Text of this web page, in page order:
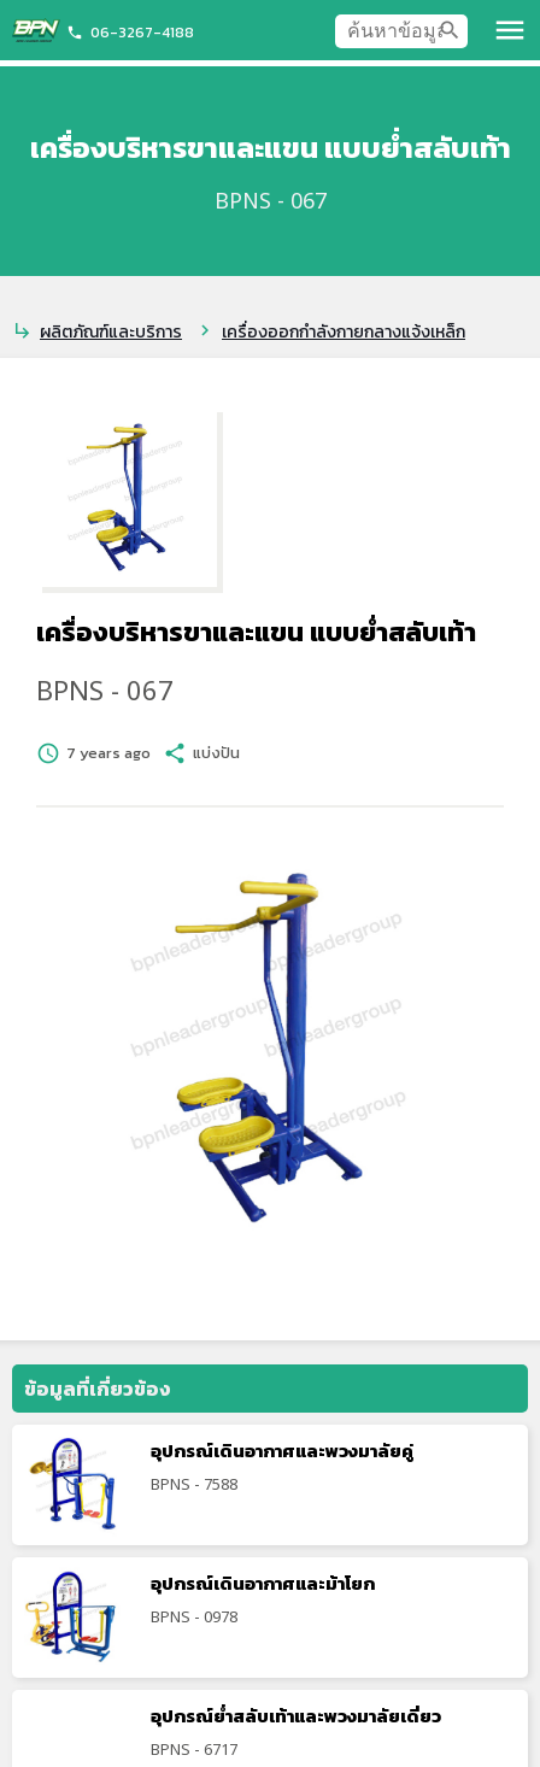
phone 06-3267-4188 menu
search
เครื่องบริหารขาและแขน แบบย่ำสลับเท้า
BPNS - 067
subdirectory_arrow_right ผลิตภัณฑ์และบริการ chevron_right เครื่องออกกำลังกายกลางแจ้งเหล็ก
เครื่องบริหารขาและแขน แบบย่ำสลับเท้า
BPNS - 067
schedule 7 years ago share แบ่งปัน
ข้อมูลที่เกี่ยวข้อง
อุปกรณ์เดินอากาศและพวงมาลัยคู่
BPNS - 7588
อุปกรณ์เดินอากาศและม้าโยก
BPNS - 0978
อุปกรณ์ย่ำสลับเท้าและพวงมาลัยเดี่ยว
BPNS - 6717